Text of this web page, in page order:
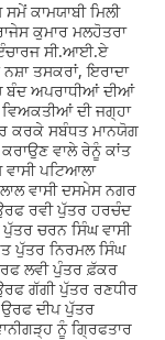
ਕਾਮਯਾਬੀ ਮਿਲੀ
ਕੁਮਾਰ ਮਲਹੋਤਰਾ
ਸੀ.ਆਈ.ਏ
ਤਸਕਰਾਂ, ਇਰਾਦਾ
ਬੰਦ ਅਪਰਾਧੀਆਂ ਦੀਆਂ
ਦੀ ਜਗ੍ਹਾ
ਕਰਕੇ ਸਬੰਧਤ ਮਾਨਯੋਗ
ਵਾਲੇ ਰੇਨੂੰ ਕਾਂਤ
ਪਟਿਆਲਾ
ਵਾਸੀ ਦਸਮੇਸ ਨਗਰ
ਰਵੀ ਪੁੱਤਰ ਹਰਚੰਦ
ਚਰਨ ਸਿੰਘ ਵਾਸੀ
ਪੁੱਤਰ ਨਿਰਮਲ ਸਿੰਘ
ਲਵੀ ਪੁੰਤਰ ਫ਼ੱਕਰ
ਗੱਗੀ ਪੁੱਤਰ ਰਣਧੀਰ
ਉਰਫ ਦੀਪ ਪੁੱਤਰ
ਨੂੰ ਗ੍ਰਿਫਤਾਰ